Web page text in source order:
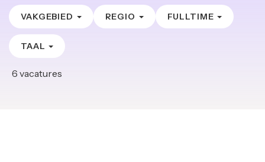
VAKGEBIED REGIO FULLTIME
TAAL
6 vacatures